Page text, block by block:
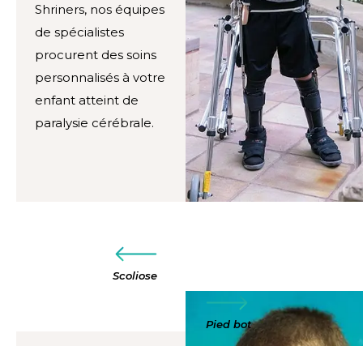
Shriners, nos équipes
de spécialistes
procurent des soins
personnalisés à votre
enfant atteint de
paralysie cérébrale.
Scoliose
Pied bot